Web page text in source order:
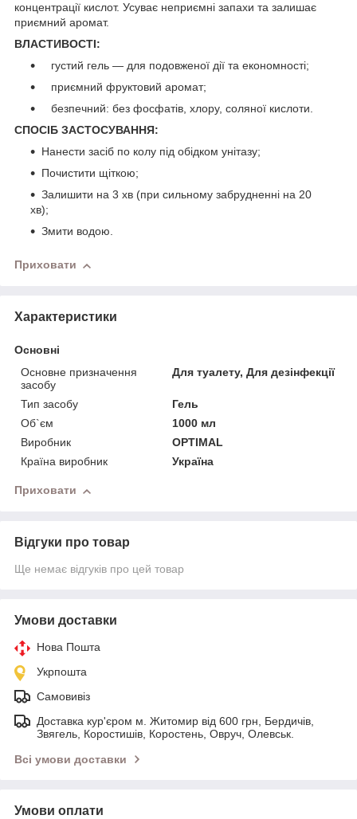
концентрації кислот. Усуває неприємні запахи та залишає
приємний аромат.
ВЛАСТИВОСТІ:
густий гель — для подовженої дії та економності;
приємний фруктовий аромат;
безпечний: без фосфатів, хлору, соляної кислоти.
СПОСІБ ЗАСТОСУВАННЯ:
Нанести засіб по колу під обідком унітазу;
Почистити щіткою;
Залишити на 3 хв (при сильному забрудненні на 20
хв);
Змити водою.
Приховати
Характеристики
Основні
Основне призначення
засобу
Для туалету, Для дезінфекції
Тип засобу
Гель
Об`єм
1000 мл
Виробник
OPTIMAL
Країна виробник
Україна
Приховати
Відгуки про товар
Ще немає відгуків про цей товар
Умови доставки
Нова Пошта
Укрпошта
Самовивіз
Доставка кур'єром м. Житомир від 600 грн, Бердичів,
Звягель, Коростишів, Коростень, Овруч, Олевськ.
Всі умови доставки
Умови оплати